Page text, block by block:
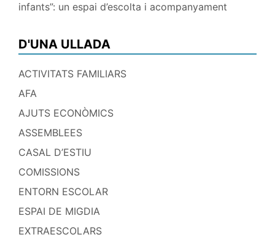
infants”: un espai d’escolta i acompanyament
D'UNA ULLADA
ACTIVITATS FAMILIARS
AFA
AJUTS ECONÒMICS
ASSEMBLEES
CASAL D’ESTIU
COMISSIONS
ENTORN ESCOLAR
ESPAI DE MIGDIA
EXTRAESCOLARS